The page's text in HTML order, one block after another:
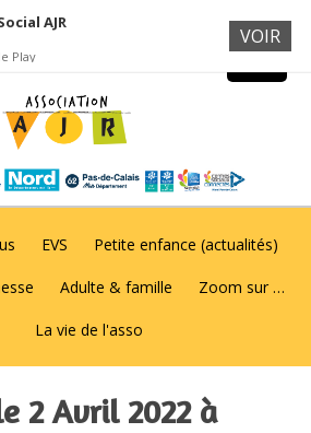
EVS Petite enfance (actualités)
Adulte & famille Zoom sur …
La vie de l'asso
2 Avril 2022 à
AJR
Play
VOIR